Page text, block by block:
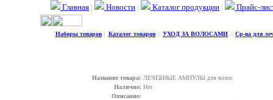
Главная | Новости | Каталог продукции | Прайс-
Наборы товаров | Каталог товаров :: УХОД ЗА ВОЛОСАМИ :: Ср-ва для
Название товара: ЛЕЧЕБНЫЕ АМПУЛЫ для волос
Наличие: Нет
Описание: